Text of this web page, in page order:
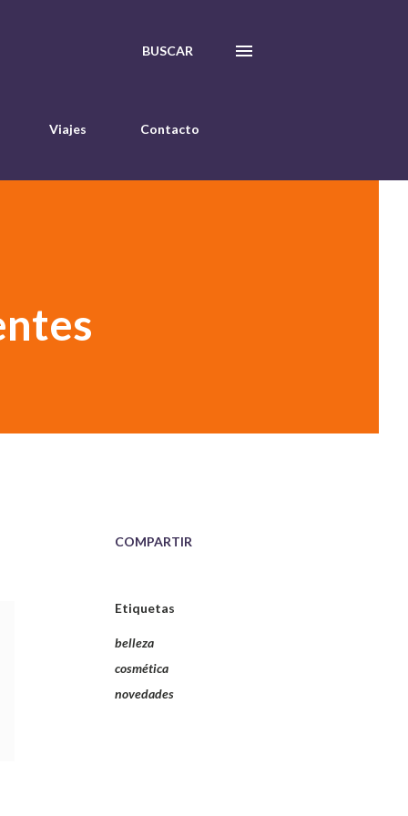
BUSCAR
Viajes Contacto
COMPARTIR
Etiquetas
belleza
cosmética
novedades